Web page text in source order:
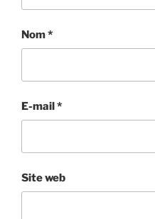
Nom*
E-mail*
Site web